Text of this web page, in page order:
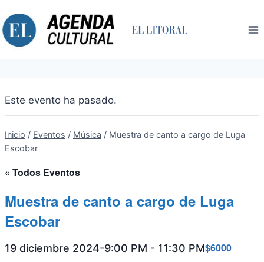
al
contenido
Este evento ha pasado.
Inicio / Eventos / Música / Muestra de canto a cargo de Luga
Escobar
« Todos Eventos
Muestra de canto a cargo de Luga
Escobar
19 diciembre 2024-9:00 PM - 11:30 PM$6000